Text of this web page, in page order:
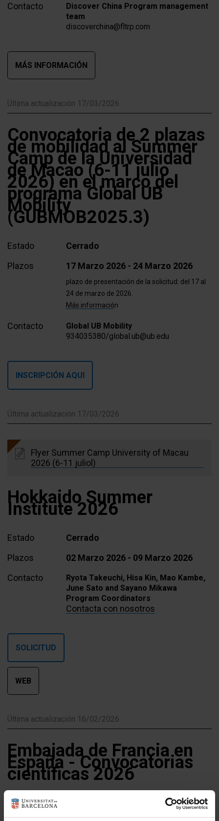
Contacto
Discover China Program management
team
discoverchina@fltrp.com
MÁS INFORMACIÓN
Última actualización 17/03/2026
Convocatoria de 2 plazas
de mobilidad al Summer
Camp de la Universidad
de Macao (6-11 julio
2026) en el marco del
programa Global UB
Mobility
(GUBMOB2025.3)
Estado
Cerrado
Plazos
17 Marzo 2026 - 24 Marzo 2026
plazo de presentación de la solicitud: del 17 al
24 de marzo de 2026.
Más información
Contacto
Global UB Mobility
934035380/global.ub@ub.edu
INSCRIPCIÓN AQUI
Última actualización 17/03/2026
Flyer Summer Camp University of Macau
2026 (6-11 juliol)
Hokkaido Summer
Institute 2026
Estado
Cerrado
Plazos
02 Marzo 2026 - 09 Marzo 2026
Contacto
Ryota Takeuchi, Hisa Kin, Mao Kambe,
June Sato and Sayano Mikawa
Program Coordinators
Contacta con nosotros
SOLICITUD
WEB
Última actualización 16/02/2026
Embajada de Francia en
España - Convocatorias
científicas 2026
Estado